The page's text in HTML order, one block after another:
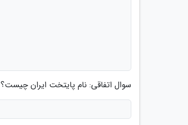
سوال اتفاقی: نام پایتخت ایران چیست؟